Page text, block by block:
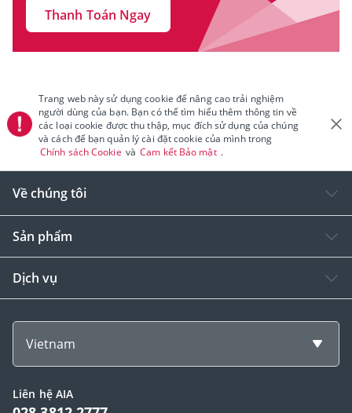
Thanh Toán Ngay
Trang web này sử dụng cookie để nâng cao trải nghiệm
người dùng của bạn. Bạn có thể tìm hiểu thêm thông tin về
các loại cookie được thu thập, mục đích sử dụng của chúng
và cách để bạn quản lý cài đặt cookie của mình trong
Chính sách Cookie và Cam kết Bảo mật .
Về chúng tôi
Sản phẩm
Dịch vụ
Vietnam
Liên hệ AIA